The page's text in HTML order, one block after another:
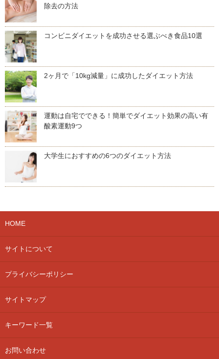
除去の方法
コンビニダイエットを成功させる選ぶべき食品10選
2ヶ月で「10kg減量」に成功したダイエット方法
運動は自宅でできる！簡単でダイエット効果の高い有
酸素運動9つ
大学生におすすめの6つのダイエット方法
HOME
サイトについて
プライバシーポリシー
サイトマップ
キーワード一覧
お問い合わせ